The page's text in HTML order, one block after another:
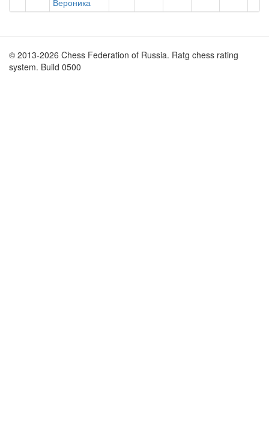
Вероника
© 2013-2026 Chess Federation of Russia. Ratg chess rating
system. Build 0500